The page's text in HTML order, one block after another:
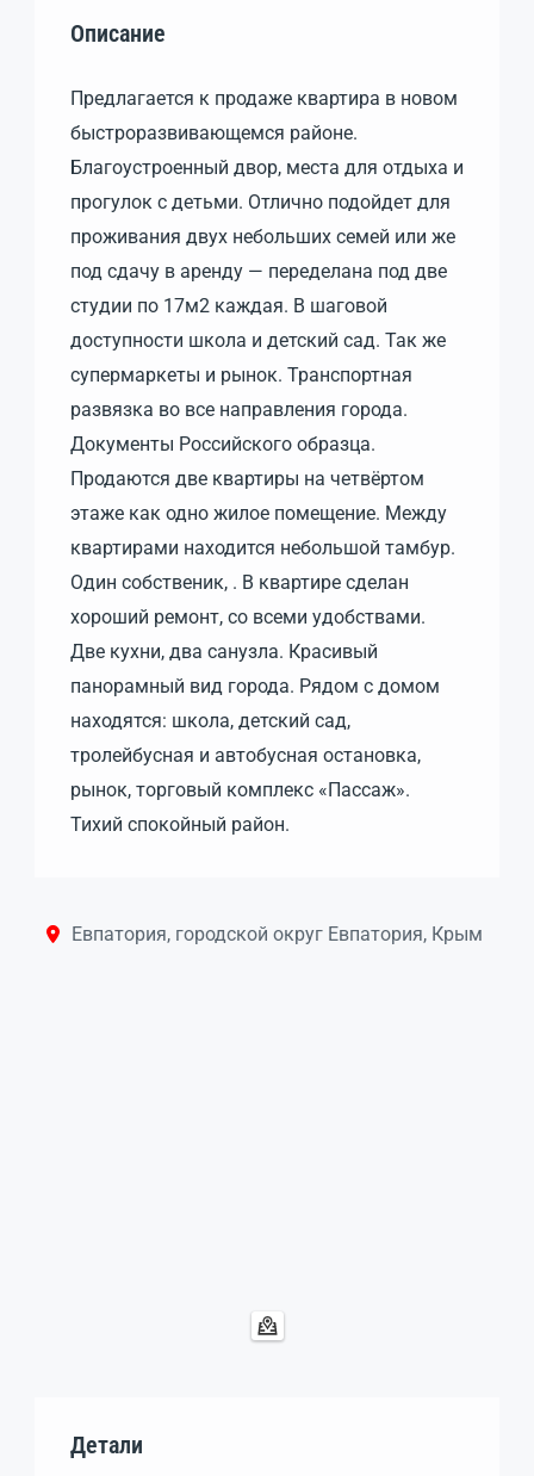
Описание
Предлагается к продаже квартира в новом
быстроразвивающемся районе.
Благоустроенный двор, места для отдыха и
прогулок с детьми. Отлично подойдет для
проживания двух небольших семей или же
под сдачу в аренду — переделана под две
студии по 17м2 каждая. В шаговой
доступности школа и детский сад. Так же
супермаркеты и рынок. Транспортная
развязка во все направления города.
Документы Российского образца.
Продаются две квартиры на четвёртом
этаже как одно жилое помещение. Между
квартирами находится небольшой тамбур.
Один собственик, . В квартире сделан
хороший ремонт, со всеми удобствами.
Две кухни, два санузла. Красивый
панорамный вид города. Рядом с домом
находятся: школа, детский сад,
тролейбусная и автобусная остановка,
рынок, торговый комплекс «Пассаж».
Тихий спокойный район.
Евпатория, городской округ Евпатория, Крым
Детали